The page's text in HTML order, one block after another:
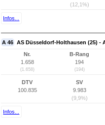
(12,1%)
Infos...
A 46 AS Düsseldorf-Holthausen (25) -
Nr.
1.658
(1.658)
B-Rang
194
(194)
DTV
100.835
SV
9.983
(9,9%)
Infos...